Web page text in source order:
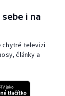
i na
chytré televizi
články a